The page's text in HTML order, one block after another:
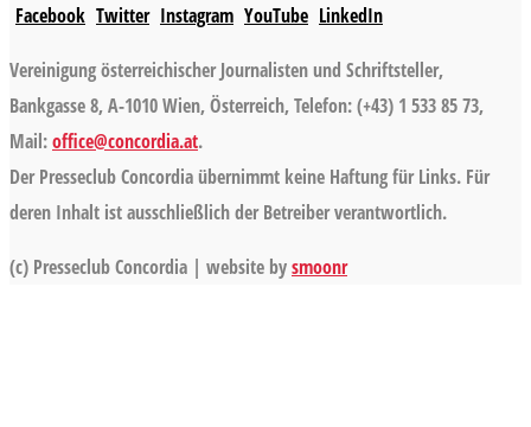
Facebook Twitter Instagram YouTube LinkedIn
Vereinigung österreichischer Journalisten und Schriftsteller,
Bankgasse 8, A-1010 Wien, Österreich, Telefon: (+43) 1 533 85 73,
Mail:office@concordia.at.
Der Presseclub Concordia übernimmt keine Haftung für Links. Für
deren Inhalt ist ausschließlich der Betreiber verantwortlich.
(c) Presseclub Concordia | website bysmoonr